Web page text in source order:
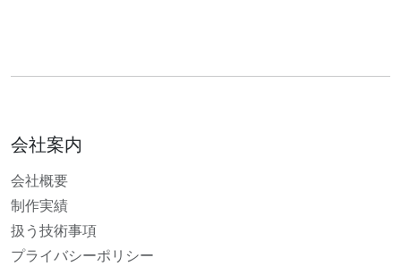
会社案内
会社概要
制作実績
扱う技術事項
プライバシーポリシー